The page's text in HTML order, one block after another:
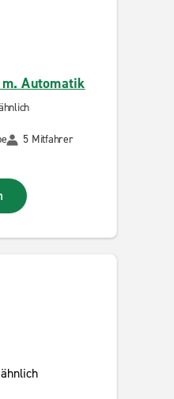
Automatik
5 Mitfahrer